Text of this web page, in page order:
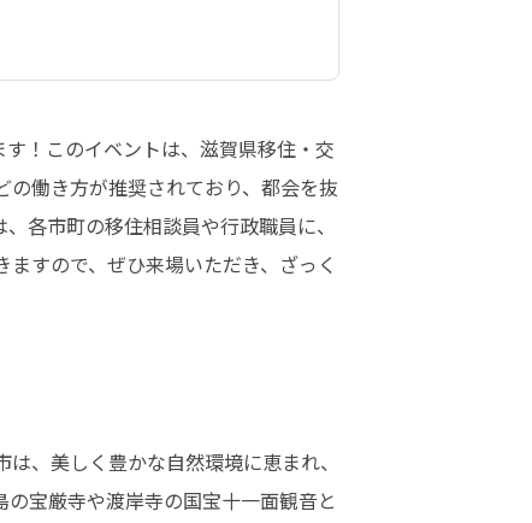
！このイベントは、滋賀県移住・交
働き方が推奨されており、都会を抜
各市町の移住相談員や行政職員に、
すので、ぜひ来場いただき、ざっく
、美しく豊かな自然環境に恵まれ、
宝厳寺や渡岸寺の国宝十一面観音と